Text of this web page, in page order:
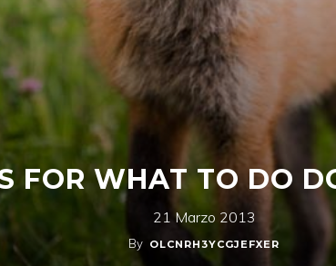
FOR WHAT TO DO
21 Marzo 2013
By OLCNRH3YCGJEFXER